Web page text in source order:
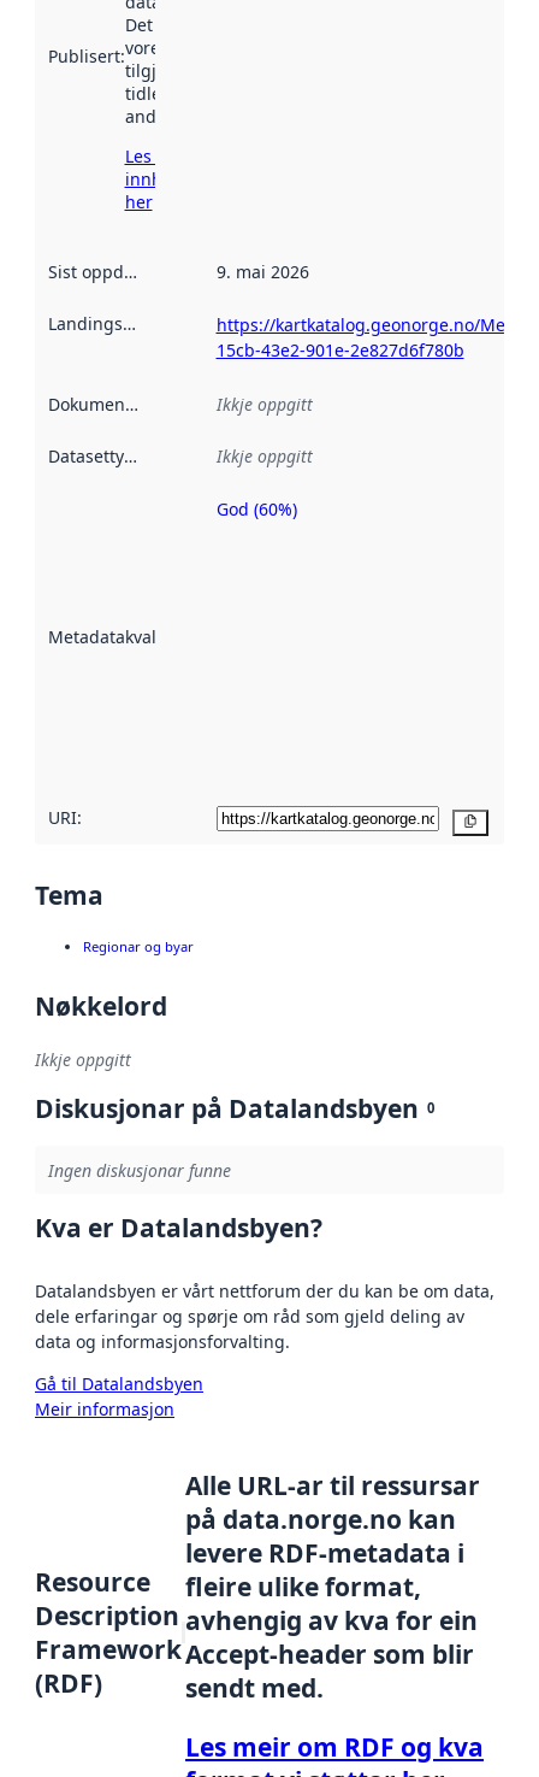
Publisert:
Det kan ha
vore
tilgjengeleg
tidlegare
andre stader.
Les meir om
innhenting
her
Sist oppdatert 9. mai 2026
Landingsside
https://kartkatalog.geonorge.no/
15cb-43e2-901e-2e827d6f780b
Dokumentasjon Ikkje oppgitt
Datasettype Ikkje oppgitt
Metadatakvalitet
Metadatakvalitet
God (60%)
URI:
Tema
Regionar og byar
Nøkkelord
Ikkje oppgitt
Diskusjonar på Datalandsbyen 0
Ingen diskusjonar funne
Kva er Datalandsbyen?
Datalandsbyen er vårt nettforum der du kan be om data,
dele erfaringar og spørje om råd som gjeld deling av
data og informasjonsforvalting.
Gå til Datalandsbyen
Meir informasjon
Resource
Description
Framework
(RDF)
Alle URL-ar til ressursar
på data.norge.no kan
levere RDF-metadata i
fleire ulike format,
avhengig av kva for ein
Accept-header som blir
sendt med.
Les meir om RDF og kva